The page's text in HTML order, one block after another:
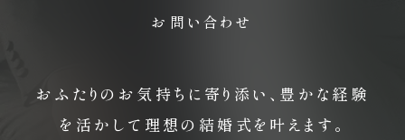
お問い合わせ
おふたりのお気持ちに寄り添い、豊かな経験
を活かして理想の結婚式を叶えます。